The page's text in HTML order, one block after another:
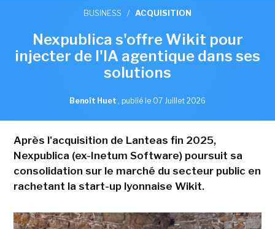
BUSINESS / ACQUISITION
Nexpublica s'offre Wikit pour
injecter de l'IA agentique dans ses
solutions
Benoît Huet , publié le 07 Juillet 2026
Après l'acquisition de Lanteas fin 2025,
Nexpublica (ex-Inetum Software) poursuit sa
consolidation sur le marché du secteur public en
rachetant la start-up lyonnaise Wikit.